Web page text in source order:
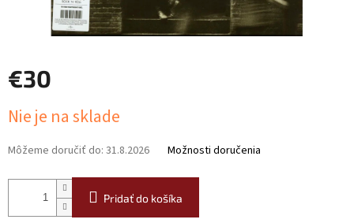
€30
cena:
Nie je na sklade
Môžeme doručiť do: 31.8.2026 Možnosti doručenia
Pridať do košíka